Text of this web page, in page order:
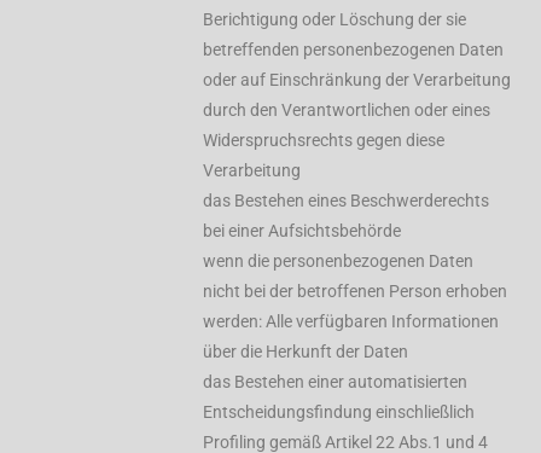
Berichtigung oder Löschung der sie
betreffenden personenbezogenen Daten
oder auf Einschränkung der Verarbeitung
durch den Verantwortlichen oder eines
Widerspruchsrechts gegen diese
Verarbeitung
das Bestehen eines Beschwerderechts
bei einer Aufsichtsbehörde
wenn die personenbezogenen Daten
nicht bei der betroffenen Person erhoben
werden: Alle verfügbaren Informationen
über die Herkunft der Daten
das Bestehen einer automatisierten
Entscheidungsfindung einschließlich
Profiling gemäß Artikel 22 Abs.1 und 4